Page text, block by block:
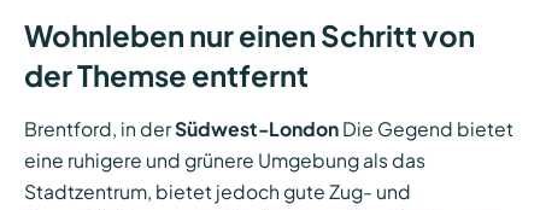
Wohnleben nur einen Schritt von
der Themse entfernt
Brentford, in derSüdwest-LondonDie Gegend bietet
eine ruhigere und grünere Umgebung als das
Stadtzentrum, bietet jedoch gute Zug- und